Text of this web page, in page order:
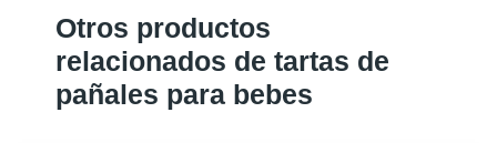
Otros productos
relacionados de tartas de
pañales para bebes